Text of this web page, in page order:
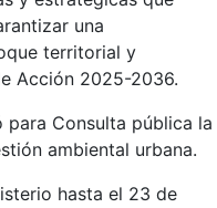
una
territorial y
Acción 2025-2036.
Consulta pública la
ambiental urbana.
hasta el 23 de